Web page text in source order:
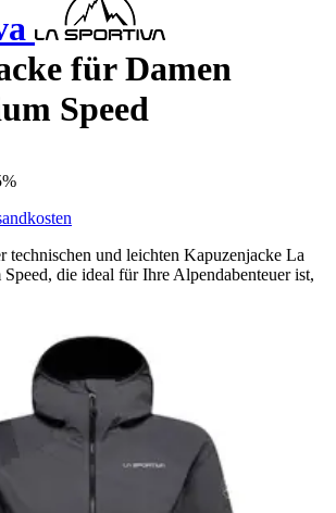
für Damen
Speed
technischen und leichten Kapuzenjacke La
die ideal für Ihre Alpendabenteuer ist,